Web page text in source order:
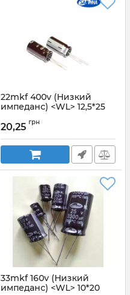
22mkf 400v (Низкий
импеданс) <WL> 12,5*25
Артикул:
20,25 грн
33mkf 160v (Низкий
импеданс) <WL> 10*20